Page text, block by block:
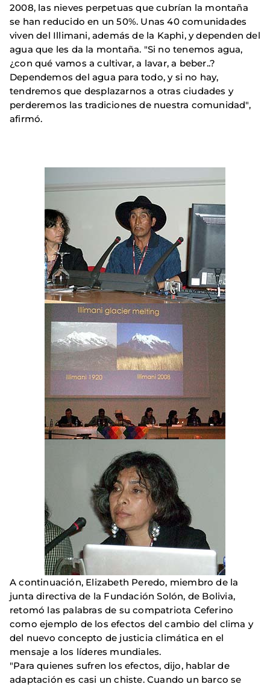
2008, las nieves perpetuas que cubrían la montaña
se han reducido en un 50%. Unas 40 comunidades
viven del Illimani, además de la Kaphi, y dependen del
agua que les da la montaña. "Si no tenemos agua,
¿con qué vamos a cultivar, a lavar, a beber..?
Dependemos del agua para todo, y si no hay,
tendremos que desplazarnos a otras ciudades y
perderemos las tradiciones de nuestra comunidad",
afirmó.
A continuación, Elizabeth Peredo, miembro de la
junta directiva de la Fundación Solón, de Bolivia,
retomó las palabras de su compatriota Ceferino
como ejemplo de los efectos del cambio del clima y
del nuevo concepto de justicia climática en el
mensaje a los líderes mundiales.
"Para quienes sufren los efectos, dijo, hablar de
adaptación es casi un chiste. Cuando un barco se